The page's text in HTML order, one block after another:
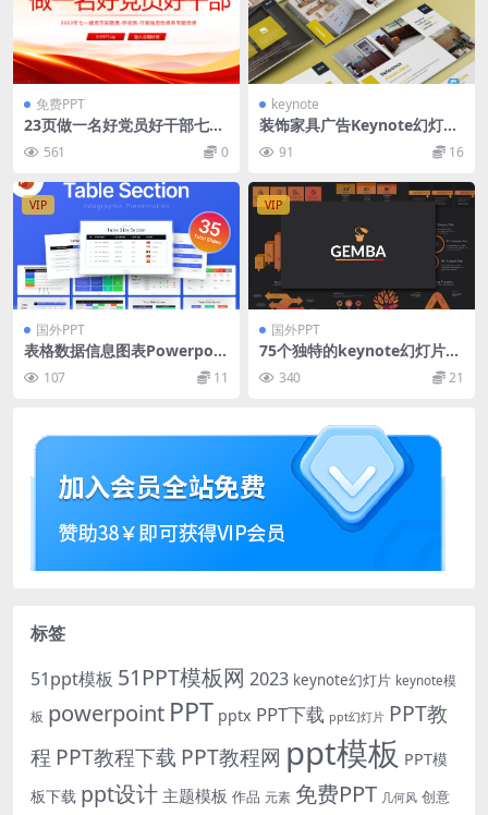
免费PPT
23页做一名好党员好干部七一
建党节党性修养专题党课PPT
模板561 0
keynote
装饰家具广告Keynote幻灯片
模板素材 Spender – Keynot
e Template
91 16
VIP
国外PPT
表格数据信息图表Powerpoin
t模板下载 Table Section Inf
ographic PowerPoint Temp
107 11
VIP
国外PPT
75个独特的keynote幻灯片演
示模版（key）
340 21
标签
51ppt模板 51PPT模板网 2023 keynote幻灯片 keynote模
板 powerpoint PPT pptx PPT下载 ppt幻灯片 PPT教
程 PPT教程下载 PPT教程网 ppt模板 PPT模
板下载 ppt设计 主题模板 作品 元素 免费PPT 几何风 创意